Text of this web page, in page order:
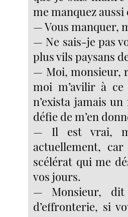
me manquez
— Vous manquer,
— Ne sais-je pas
plus vils paysans
— Moi, monsieur,
moi m’avilir à
n’exista jamais
défie de m’en
— Il est vrai,
actuellement,
scélérat qui me
vos jours.
— Monsieur, dit
d’effronterie, si